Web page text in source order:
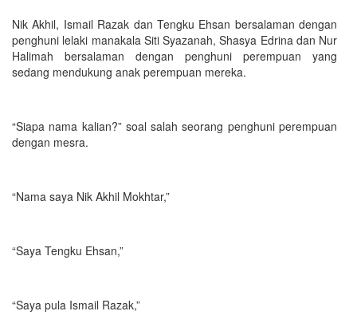
Nik Akhil, Ismail Razak dan Tengku Ehsan bersalaman dengan
penghuni lelaki manakala Siti Syazanah, Shasya Edrina dan Nur
Halimah bersalaman dengan penghuni perempuan yang
sedang mendukung anak perempuan mereka.
“Siapa nama kalian?” soal salah seorang penghuni perempuan
dengan mesra.
“Nama saya Nik Akhil Mokhtar,”
“Saya Tengku Ehsan,”
“Saya pula Ismail Razak,”